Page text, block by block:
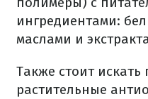
ингредиентами:
маслами и
Также стоит
растительные